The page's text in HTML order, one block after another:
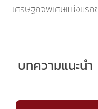
เศรษฐกิจพิเศษแห่งแร
บทความแนะนำ